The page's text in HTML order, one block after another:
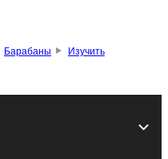
Барабаны
Изучить